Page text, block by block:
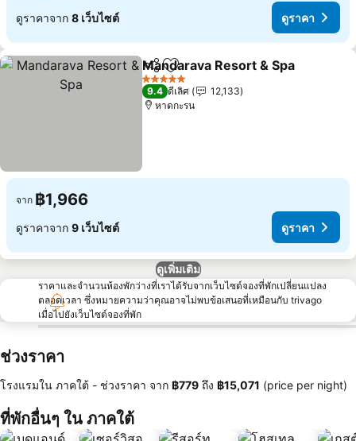
ดูราคาจาก 8 เว็บไซต์ ดูราคา
แชร์ เพิ่มในรายการโปรด
Mandarava Resort & Spa
5 ดาว
9.4 ดีเลิศ
12,133
หาดกะรน
จาก ฿1,966
ดูราคาจาก 9 เว็บไซต์ ดูราคา
ดูเพิ่มเติม
ราคาและจำนวนห้องพักว่างที่เราได้รับจากเว็บไซต์จองที่พักเปลี่ยนแปลง
ตลอดเวลา ซึ่งหมายความว่าคุณอาจไม่พบข้อเสนอที่เหมือนกับ trivago
เมื่อไปยังเว็บไซต์จองที่พัก
ช่วงราคา
โรงแรมใน ภาคใต้ - ช่วงราคา จาก ‎฿779 ถึง ‎฿15,071 (price per night)
ที่พักอื่นๆ ใน ภาคใต้